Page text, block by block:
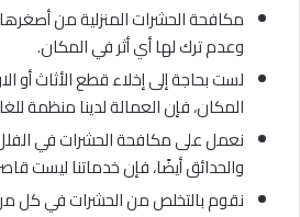
مكافحة الحشرات المنزلية من
وعدم ترك لها أي أثر في المكان.
لست بحاجة إلى إخلاء قطع الأثاث أو
المكان، فإن العمالة لدينا منظمة
نعمل على مكافحة الحشرات في الفلل
والحدائق أيضًا، فإن خدماتنا ليست
نقوم بالتخلص من الحشرات في كل